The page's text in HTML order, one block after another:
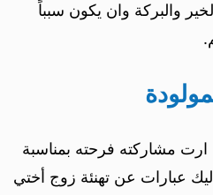
والبركة وان يكون سبباً
ارت مشاركته فرحته بمناسبة
عبارات عن تهنئة زوج أختي